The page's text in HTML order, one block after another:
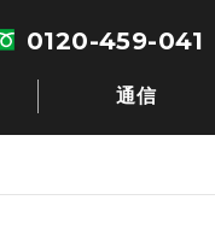
通信
0120-459-041